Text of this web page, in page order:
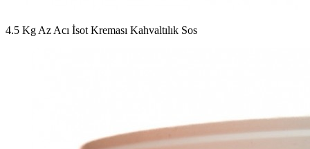
4.5 Kg Az Acı İsot Kreması Kahvaltılık Sos